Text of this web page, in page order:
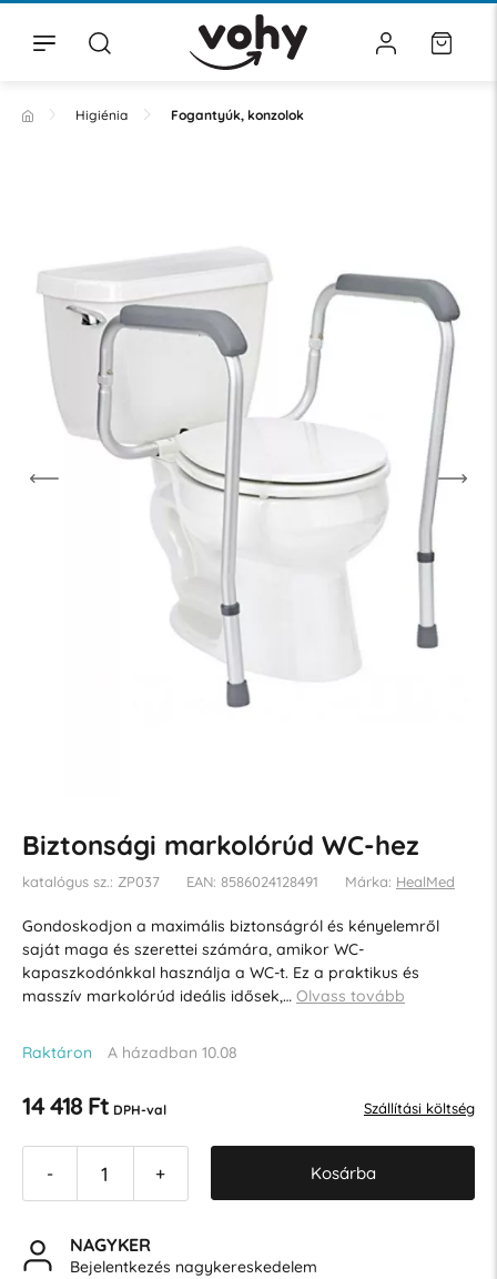
Higiénia Fogantyúk, konzolok
Biztonsági markolórúd WC-hez
katalógus sz.: ZP037 EAN: 8586024128491 Márka: HealMed
Gondoskodjon a maximális biztonságról és kényelemről
saját maga és szerettei számára, amikor WC-
kapaszkodónkkal használja a WC-t. Ez a praktikus és
masszív markolórúd ideális idősek,… Olvass tovább
Raktáron A házadban 10.08
14 418 Ft DPH-val Szállítási költség
- + Kosárba
NAGYKER
Bejelentkezés nagykereskedelem